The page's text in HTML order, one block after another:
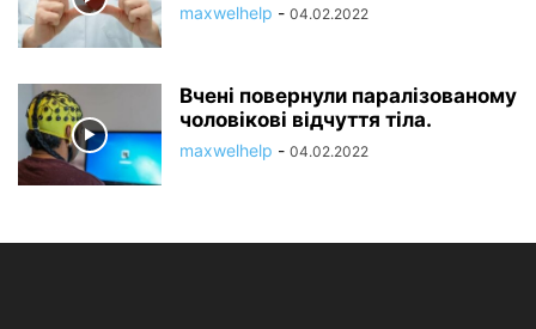
maxwelhelp - 04.02.2022
Вчені повернули паралізованому
чоловікові відчуття тіла.
maxwelhelp - 04.02.2022